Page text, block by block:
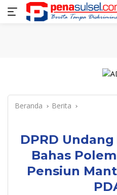
Langsung
Home Nasional
Beranda Berita
DPRD
Bahas
Pensiun